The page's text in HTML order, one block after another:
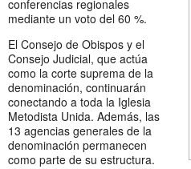
conferencias regionales
mediante un voto del 60 %.
El Consejo de Obispos y el
Consejo Judicial, que actúa
como la corte suprema de la
denominación, continuarán
conectando a toda la Iglesia
Metodista Unida. Además, las
13 agencias generales de la
denominación permanecen
como parte de su estructura.